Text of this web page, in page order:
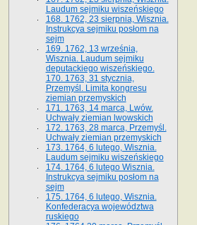
Laudum sejmiku wiszeńskiego
168. 1762, 23 sierpnia, Wisznia.
Instrukcya sejmiku posłom na
sejm
169. 1762, 13 września,
Wisznia. Laudum sejmiku
deputackiego wiszeńskiego.
170. 1763, 31 stycznia,
Przemyśl. Limita kongresu
ziemian przemyskich
171. 1763, 14 marca, Lwów.
Uchwały ziemian lwowskich
172. 1763, 28 marca, Przemyśl.
Uchwały ziemian przemyskich
173. 1764, 6 lutego, Wisznia.
Laudum sejmiku wiszeńskiego
174. 1764, 6 lutego Wisznia.
Instrukcya sejmiku posłom na
sejm
175. 1764, 6 lutego, Wisznia.
Konfederacya województwa
ruskiego